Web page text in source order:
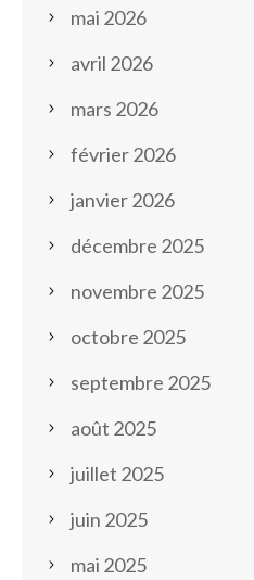
mai 2026
avril 2026
mars 2026
février 2026
janvier 2026
décembre 2025
novembre 2025
octobre 2025
septembre 2025
août 2025
juillet 2025
juin 2025
mai 2025